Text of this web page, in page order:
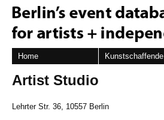
Home Kunstschaffende
Artist Studio
Lehrter Str. 36, 10557 Berlin